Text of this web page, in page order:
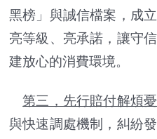
黑榜」與誠信檔案，成
亮等級、亮承諾，讓守
建放心的消費環境。
第三，先行賠付解煩
與快速調處機制，糾紛